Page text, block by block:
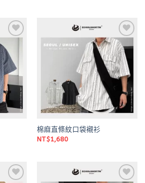
wishlist
Add to
wishlist
棉麻直條紋口袋襯衫
NT$1,680